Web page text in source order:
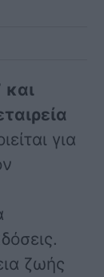
και
για
ζωής